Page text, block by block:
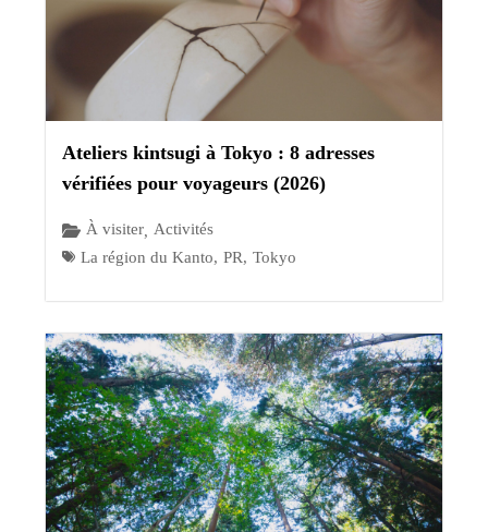
Ateliers kintsugi à Tokyo : 8 adresses
vérifiées pour voyageurs (2026)
À visiter, Activités
La région du Kanto, PR, Tokyo